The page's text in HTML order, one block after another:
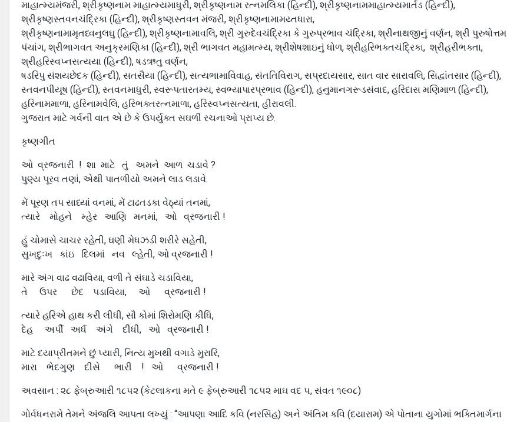
માહાત્મ્યમંજરી, શ્રીકૃષ્ણનામ માહાત્મ્યમાધુરી, શ્રીકૃષ્ણનામ રત્નમલિકા (હિન્દી), શ્રીકૃષ્ણનામમાહાત્મ્યમાર્તંડ (હિન્દી),
શ્રીકૃષ્ણસ્તવનચંદ્રિકા (હિન્દી), શ્રીકૃષ્ણસ્તવન મંજરી, શ્રીકૃષ્ણનામામય્તધારા,
શ્રીકૃષ્ણનામામૃતધ્વનુલઘુ (હિન્દી), શ્રીકૃષ્ણનામાવલિ, શ્રી ગુરુદેવચંદ્રિકા કે ગુરુપ્રભાવ ચંદ્રિકા, શ્રીનાથજીનું વર્ણન, શ્રી પુરુષોત્તમ
પંચાંગ, શ્રીભાગવત અનુક્રમણિકા (હિન્દી), શ્રી ભાગવત મહામત્મ્ય, શ્રીશેષશાઇનું ધોળ, શ્રીહરિભક્તચંદ્રિકા, શ્રીહરીભક્તા,
શ્રીહરિસ્વપ્નસત્યયા (હિન્દી), ષડઋતુ વર્ણન,
ષડરિપુ સંશયછેદક (હિન્દી), સતસૈયા (હિન્દી), સત્યભામાવિવાહ, સંતતિવિરાગ, સપ્રદાયસાર, સાત વાર સારાવલિ, સિદ્વાંતસાર (હિન્દી),
સ્તવનપીયૂષ (હિન્દી), સ્તવનમાધુરી, સ્વરૂપતારતમ્ય, સ્વભ્યાપારપ્રભાવ (હિન્દી), હનુમાનગરૂડસંવાદ, હરિદાસ મણિમાળ (હિન્દી),
હરિનામમાળા, હરિનામવેલિ, હરિભક્તરત્નમાળા, હરિસ્વપ્નસત્યતા, હીરાવલી.
ગુજરાત માટે ગર્વની વાત એ છે કે ઉપર્યુક્ત સઘળી રચનાઓ પ્રાપ્ય છે.
કૃષ્ણગીત
ઓ વ્રજનારી ! શા માટે તું અમને આળ ચડાવે ?
પુણ્ય પૂરવ તણાં, એથી પાતળીયો અમને લાડ લડાવે.
મેં પૂરણ તપ સાધ્યાં વનમાં, મેં ટાઢતડકા વેઠ્યાં તનમાં,
ત્યારે મોહને મ્હેર આણિ મનમાં, ઓ વ્રજનારી !
હું ચોમાસે ચાચર રહેતી, ઘણી મેધઝડી શરીરે સહેતી,
સુખદુઃખ કાંઇ દિલમાં નવ લ્હેતી, ઓ વ્રજનારી !
મારે અંગ વાઢ વઢાવિયા, વળી તે સંઘાડે ચડાવિયા,
તે ઉપર છેદ પડાવિયા, ઓ વ્રજનારી !
ત્યારે હરિએ હાથ કરી લીધી, સૌ કોમાં શિરોમણિ કીધિ,
દેહ અર્પી અર્ધ અંગે દીધી, ઓ વ્રજનારી !
માટે દયાપ્રીતમને છું પ્યારી, નિત્ય મુખથી વગાડે મુરારિ,
મારા ભેદગુણ દીસે ભારી ! ઓ વ્રજનારી !
અવસાન : ૨૮ ફેબ્રુઆરી ૧૮૫૨ (કેટલાકના મતે ૯ ફેબ્રુઆરી ૧૮૫૨ માઘ વદ ૫, સંવત ૧૯૦૮)
ગોર્વધનરામે તેમને અંજલિ આપતા લખ્યું : “આપણા આદિ કવિ (નરસિંહ) અને અંતિમ કવિ (દયારામ) એ પોતાના યુગોમાં ભક્તિમાર્ગના